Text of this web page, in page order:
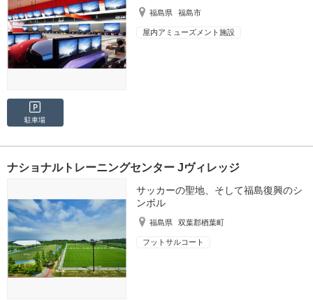
福島県 福島市
屋内アミューズメント施設
駐車場
ナショナルトレーニングセンター Jヴィレッジ
サッカーの聖地、そして福島復興のシ
ンボル
福島県 双葉郡楢葉町
フットサルコート